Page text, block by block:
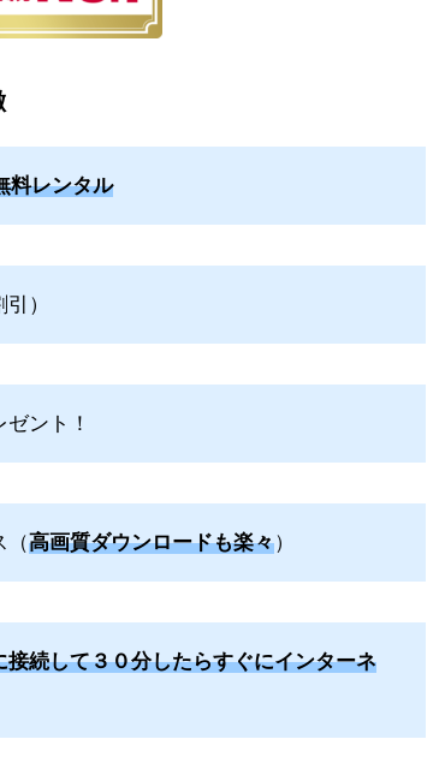
料レンタル
）
ゼント！
（高画質ダウンロードも楽々）
続して３０分したらすぐにインターネ